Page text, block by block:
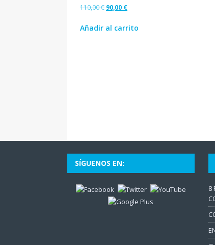
110,00€ 90,00 €
Añadir al carrito
SÍGUENOS EN:
8